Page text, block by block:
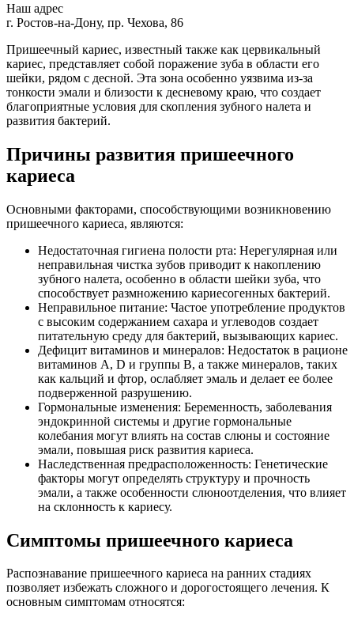
Наш адрес
г. Ростов-на-Дону, пр. Чехова, 86
Пришеечный кариес, известный также как цервикальный
кариес, представляет собой поражение зуба в области его
шейки, рядом с десной. Эта зона особенно уязвима из-за
тонкости эмали и близости к десневому краю, что создает
благоприятные условия для скопления зубного налета и
развития бактерий.
Причины развития пришеечного
кариеса
Основными факторами, способствующими возникновению
пришеечного кариеса, являются:
Недостаточная гигиена полости рта: Нерегулярная или
неправильная чистка зубов приводит к накоплению
зубного налета, особенно в области шейки зуба, что
способствует размножению кариесогенных бактерий.
Неправильное питание: Частое употребление продуктов
с высоким содержанием сахара и углеводов создает
питательную среду для бактерий, вызывающих кариес.
Дефицит витаминов и минералов: Недостаток в рационе
витаминов A, D и группы B, а также минералов, таких
как кальций и фтор, ослабляет эмаль и делает ее более
подверженной разрушению.
Гормональные изменения: Беременность, заболевания
эндокринной системы и другие гормональные
колебания могут влиять на состав слюны и состояние
эмали, повышая риск развития кариеса.
Наследственная предрасположенность: Генетические
факторы могут определять структуру и прочность
эмали, а также особенности слюноотделения, что влияет
на склонность к кариесу.
Симптомы пришеечного кариеса
Распознавание пришеечного кариеса на ранних стадиях
позволяет избежать сложного и дорогостоящего лечения. К
основным симптомам относятся: